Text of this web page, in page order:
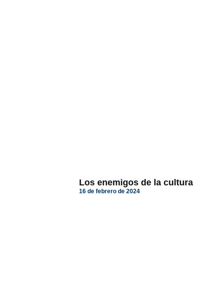
Los enemigos de la cultura
16 de febrero de 2024